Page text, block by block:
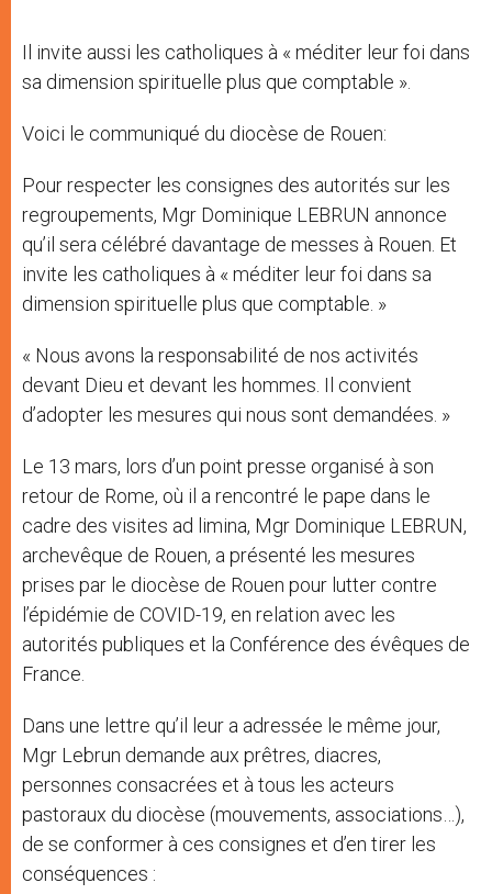
Il invite aussi les catholiques à « méditer leur foi dans
sa dimension spirituelle plus que comptable ».
Voici le communiqué du diocèse de Rouen:
Pour respecter les consignes des autorités sur les
regroupements, Mgr Dominique LEBRUN annonce
qu’il sera célébré davantage de messes à Rouen. Et
invite les catholiques à « méditer leur foi dans sa
dimension spirituelle plus que comptable. »
« Nous avons la responsabilité de nos activités
devant Dieu et devant les hommes. Il convient
d’adopter les mesures qui nous sont demandées. »
Le 13 mars, lors d’un point presse organisé à son
retour de Rome, où il a rencontré le pape dans le
cadre des visites ad limina, Mgr Dominique LEBRUN,
archevêque de Rouen, a présenté les mesures
prises par le diocèse de Rouen pour lutter contre
l’épidémie de COVID-19, en relation avec les
autorités publiques et la Conférence des évêques de
France.
Dans une lettre qu’il leur a adressée le même jour,
Mgr Lebrun demande aux prêtres, diacres,
personnes consacrées et à tous les acteurs
pastoraux du diocèse (mouvements, associations…),
de se conformer à ces consignes et d’en tirer les
conséquences :